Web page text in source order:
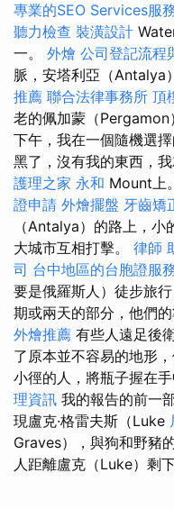
專業的SEO Services服
聽力檢查 裝潢設計
一。 外燴 公司登記流程
脈，安塔利亞（Antalya
推薦 聯合法律事務所 頂
老的佩加蒙（Pergamon
下午，我在一個隨機選
黑了，沒有我的東西，
護理之家 永和 Mount上
證申請 外燴擺盤 牙齒矯
（Antalya）的路上，小
大城市互相打擊。 律師
司 台中地區的台胞證服
要是俄羅斯人）徒步旅
期或兩天的部分，他們
外燴推薦 有些人遠足後
了原本並不容易的地形
小徑的人，將瓶子握在手
理資訊 我的報告的前一
現盧克·格雷夫斯（Luke
Graves），與狗和野豬
人距離盧克（Luke）剩